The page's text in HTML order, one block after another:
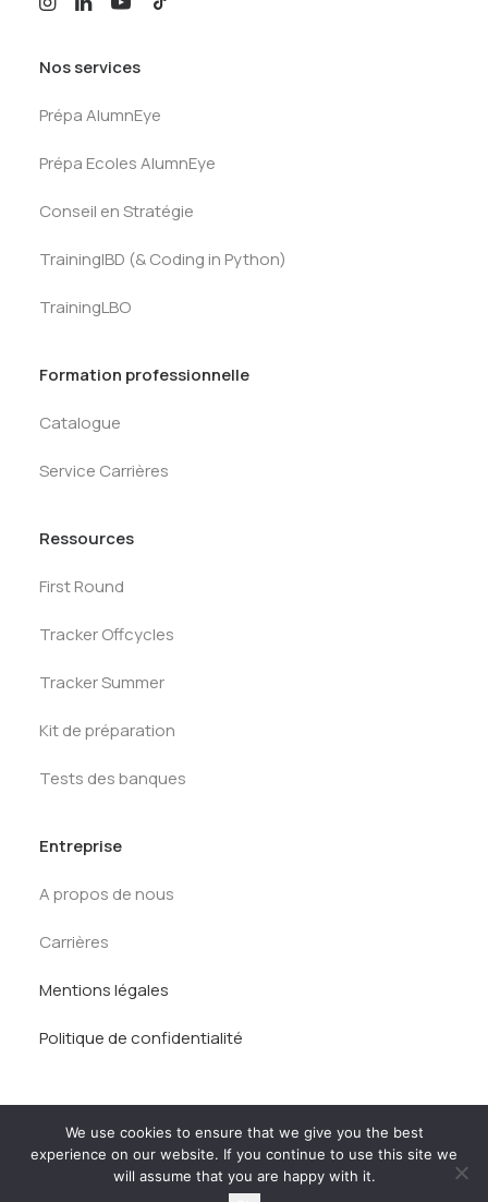
Nos services
Prépa AlumnEye
Prépa Ecoles AlumnEye
Conseil en Stratégie
TrainingIBD (& Coding in Python)
TrainingLBO
Formation professionnelle
Catalogue
Service Carrières
Ressources
First Round
Tracker Offcycles
Tracker Summer
Kit de préparation
Tests des banques
Entreprise
A propos de nous
Carrières
Mentions légales
Politique de confidentialité
© AlumnEye 2026. Tous droits réservés.
We use cookies to ensure that we give you the best
experience on our website. If you continue to use this site we
will assume that you are happy with it.